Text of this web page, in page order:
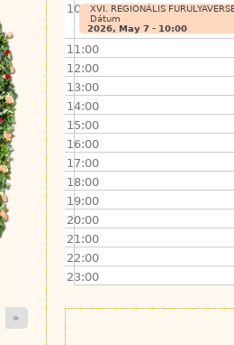
10:00XVI. REGIONÁLIS
Dátum
2026, May 7 - 10:00
11:00
12:00
13:00
14:00
15:00
16:00
17:00
18:00
19:00
20:00
21:00
22:00
23:00
»